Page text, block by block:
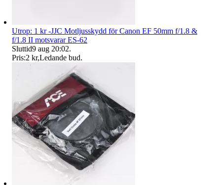
Utrop: 1 kr -JJC Motljusskydd för Canon EF 50mm f/1.8 &
f/1.8 II motsvarar ES-62
Sluttid9 aug 20:02.
Pris:2 kr,Ledande bud.